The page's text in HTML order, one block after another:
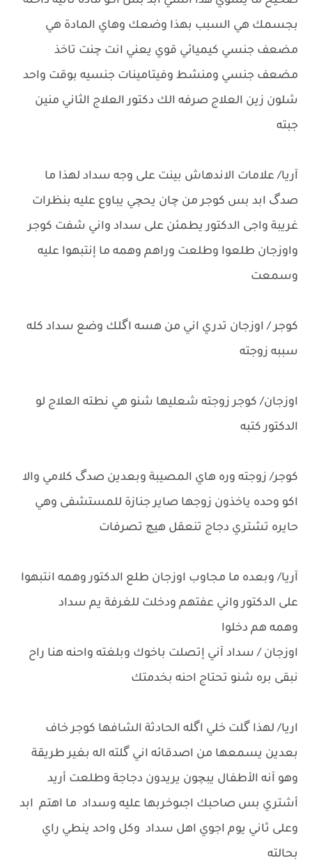
بجسمك هي السبب بهذا وضعك وهاي المادة هي
مضعف جنسي كيميائي قوي يعني انت چنت تاخذ
مضعف جنسي ومنشط وفيتامينات جنسيه بوقت واحد
شلون زين العلاج صرفه الك دكتور العلاج الثاني منين
جبته
آريا/ علامات الاندهاش بينت على وجه سداد لهذا ما
صدگ ابد بس كوجر من چان يحچي يباوع عليه بنظرات
غريبة واجى الدكتور يطمئن على سداد واني شفت كوجر
واوزجان طلعوا وطلعت وراهم وهمه ما إنتبهوا عليه
وسمعت
كوجر / اوزجان تدري اني من هسه اگلك وضع سداد كله
سببه زوجته
اوزجان/ كوجر زوجته شعليها شنو هي نطته العلاج لو
الدكتور كتبه
كوجر/ زوجته وره هاي المصيبة وبعدين صدگ كلامي والا
اكو وحده ياخذون زوجها صاير جنازة للمستشفى وهي
حايره تشتري دجاج تنعقل هيچ تصرفات
آريا/ وبعده ما مجاوب اوزجان طلع الدكتور وهمه انتبهوا
على الدكتور واني عفتهم ودخلت للغرفة يم سداد
وهمه هم دخلوا
اوزجان / سداد آني إتصلت باخوك وبلغته واحنه هنا راح
نبقى بره شنو تحتاج احنه بخدمتك
اريا/ لهذا گلت خلي اگله الحادثة الشافها كوجر خاف
بعدين يسمعها من اصدقائه اني گلته اله بغير طريقة
وهو آنه الأطفال يبچون يريدون دجاجة وطلعت أريد
أشتري بس صاحبك اجىوخربها عليه وسداد ما اهتم ابد
وعلى ثاني يوم اجوي اهل سداد وكل واحد ينطي راي
بحالته